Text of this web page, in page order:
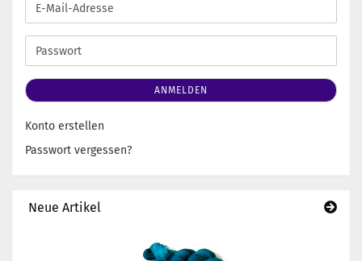
E-
Mail-
Adresse
Passwort
ANMELDEN
Konto erstellen
Passwort vergessen?
Neue Artikel